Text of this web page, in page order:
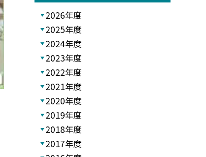
2026年度
2025年度
2024年度
2023年度
2022年度
2021年度
2020年度
2019年度
2018年度
2017年度